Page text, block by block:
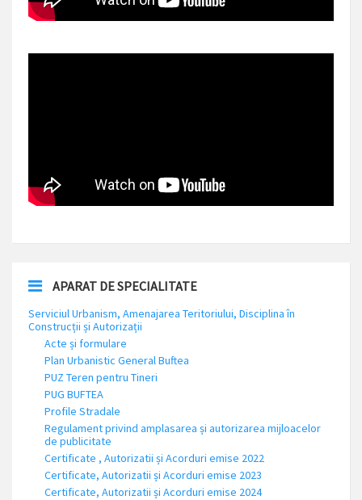
APARAT DE SPECIALITATE
Serviciul Urbanism, Amenajarea Teritoriului, Disciplina în
Construcții și Autorizații
Acte și formulare
Plan Urbanistic General Buftea
PUZ Teren pentru Tineri
PUG BUFTEA
Profile Stradale
Regulament privind amplasarea și autorizarea mijloacelor
de publicitate
Certificate , Autorizatii și Acorduri emise 2022
Certificate, Autorizatii și Acorduri emise 2023
Certificate, Autorizatii și Acorduri emise 2024